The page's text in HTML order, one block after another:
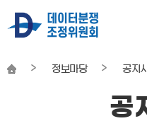
정보마당 공지
공